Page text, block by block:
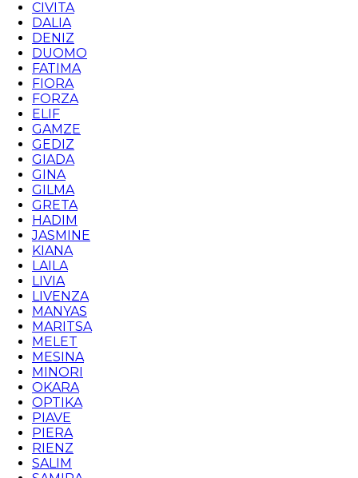
CIVITA
DALIA
DENIZ
DUOMO
FATIMA
FIORA
FORZA
ELIF
GAMZE
GEDIZ
GIADA
GINA
GILMA
GRETA
HADIM
JASMINE
KIANA
LAILA
LIVIA
LIVENZA
MANYAS
MARITSA
MELET
MESINA
MINORI
OKARA
OPTIKA
PIAVE
PIERA
RIENZ
SALIM